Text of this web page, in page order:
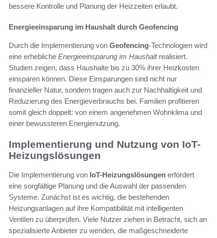
bessere Kontrolle und Planung der Heizzeiten erlaubt.
Energieeinsparung im Haushalt durch Geofencing
Durch die Implementierung von Geofencing-Technologien wird
eine erhebliche Energieeinsparung im Haushaltrealisiert.
Studien zeigen, dass Haushalte bis zu 30% ihrer Heizkosten
einsparen können. Diese Einsparungen sind nicht nur
finanzieller Natur, sondern tragen auch zur Nachhaltigkeit und
Reduzierung des Energieverbrauchs bei. Familien profitieren
somit gleich doppelt: von einem angenehmen Wohnklima und
einer bewussteren Energienutzung.
Implementierung und Nutzung von IoT-
Heizungslösungen
Die Implementierung von IoT-Heizungslösungen erfordert
eine sorgfältige Planung und die Auswahl der passenden
Systeme. Zunächst ist es wichtig, die bestehenden
Heizungsanlagen auf ihre Kompatibilität mit intelligenten
Ventilen zu überprüfen. Viele Nutzer ziehen in Betracht, sich an
spezialisierte Anbieter zu wenden, die maßgeschneiderte